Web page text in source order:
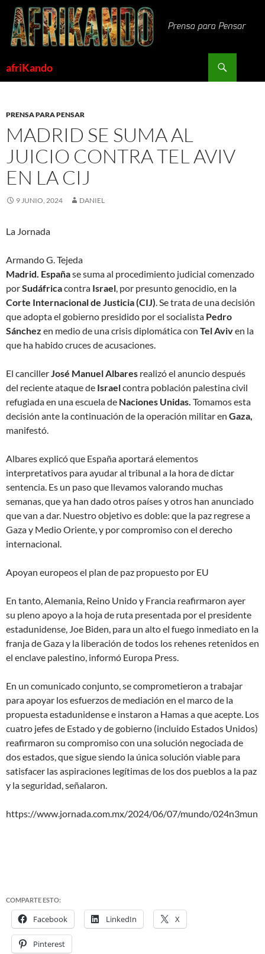
Saltar
contenido
afriKando
PRENSA PARA PENSAR
MADRID SE SUMA AL
JUICIO CONTRA TEL AVIV
EN LA CIJ
9 JUNIO, 2024 DANIEL
La Jornada
Armando G. Tejeda
Madrid. Españase suma al procedimiento judicial comenzado
porSudáfricacontra Israel, por presuntogenocidio, en la
Corte Internacional de Justicia (CIJ). Se trata de una decisión
que adopta el gobierno presidido por el socialista Pedro
Sánchez en medio de una crisis diplomática con Tel Aviven la
que ha habido cruces de acusaciones.
El cancillerJosé Manuel Albares realizó el anuncio después
del reciente ataque de Israelcontra población palestina civil
refugiada en una escuela de Naciones Unidas. Tomamos esta
decisión ante la continuación de la operación militar en Gaza,
manifestó.
Albares explicó que España aportará elementos
interpretativos para ayudar al tribunal a la hora de dictar
sentencia. Es un paso que llevamos valorando muchas
semanas, que ya han dado otros países y otros han anunciado
que van a dar. Nuestro objetivo es doble: que la paz regrese a
Gaza y Medio Oriente, y por compromiso con el derecho
internacional.
Apoyan europeos el plan de paz propuesto por EU
En tanto, Alemania, Reino Unido y Francia reafirmaron ayer
su pleno apoyoa la hoja de ruta presentada por el presidente
estadunidense, Joe Biden, para un alto el fuego inmediatoen la
franja de Gaza y la liberación de todos los rehenes retenidos en
el enclave palestino, informó Europa Press.
En un comunicado conjunto, se comprometieron a trabajar
para apoyar los esfuerzos de mediación en el marco de la
propuesta estadunidense e instaron a Hamas a que acepte. Los
cuatro jefes de Estado y de gobierno (incluido Estados Unidos)
reafirmaron su compromiso con una solución negociada de
dos estados, que sigue siendo la única solución viable para
satisfacer las aspiraciones legítimas de los dos pueblos a la paz
y la seguridad, señalaron.
https://www.jornada.com.mx/2024/06/07/mundo/024n3mun
COMPARTE ESTO:
Facebook LinkedIn X
Pinterest